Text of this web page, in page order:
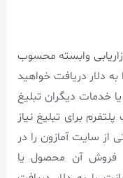
وابسته محسوب
دلار دریافت خواهید
خدمات دیگران تبلیغ
برای تبلیغ نیاز
از سایت آمازون را در
فروش آن محصول یا